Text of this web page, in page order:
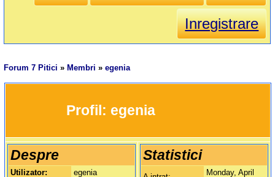
Inregistrare
Forum 7 Pitici » Membri »egenia
		Profil:
egenia
Despre
Utilizator:
egenia
Statistici
Monday, April